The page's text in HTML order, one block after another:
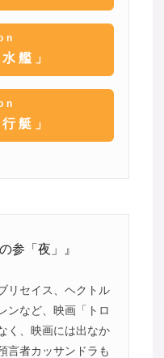
艦」
艇」
参「夜」』
リセイス、ヘクトル
ンなど、映画「トロ
く、映画には出なか
言者カッサンドラも